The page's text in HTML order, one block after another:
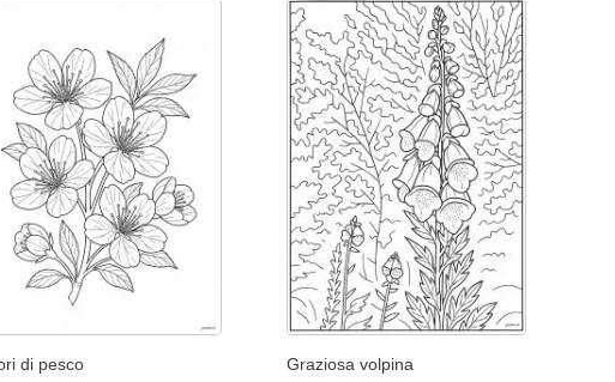
di pesco Graziosa volpina